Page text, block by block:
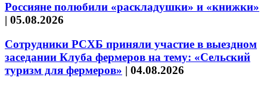
Россияне полюбили «раскладушки» и «книжки»
| 05.08.2026
Сотрудники РСХБ приняли участие в выездном
заседании Клуба фермеров на тему: «Сельский
туризм для фермеров» | 04.08.2026